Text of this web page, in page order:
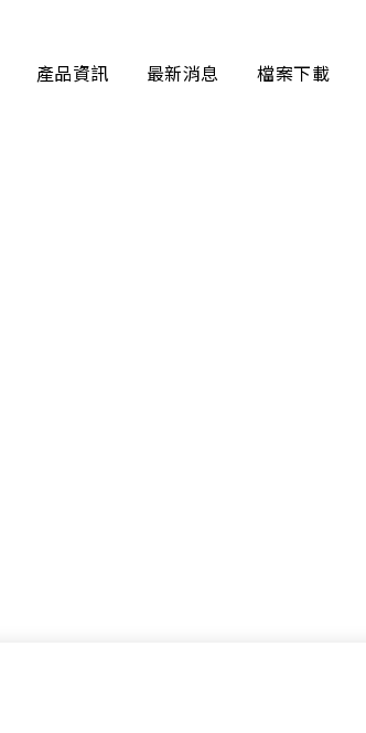
產品資訊 最新消息 檔案下載